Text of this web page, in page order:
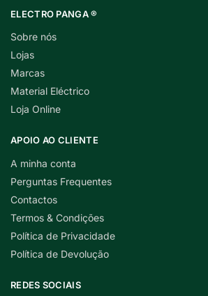
ELECTRO PANGA ®
Sobre nós
Lojas
Marcas
Material Eléctrico
Loja Online
APOIO AO CLIENTE
A minha conta
Perguntas Frequentes
Contactos
Termos & Condições
Política de Privacidade
Política de Devolução
REDES SOCIAIS